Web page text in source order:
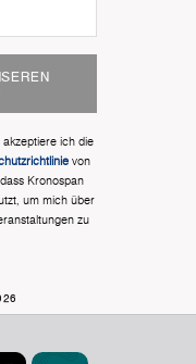
ich die
von
Kronospan
um mich über
zu